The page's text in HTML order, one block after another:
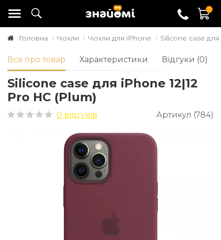
0
Головна Чохли Чохли для iPhone Silicone case
Все про товар Характеристики Відгуки (0)
Silicone case для iPhone 12|12
Pro HC (Plum)
0 відгуків Артикул (784)